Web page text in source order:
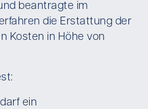
beantragte im
die Erstattung der
Kosten in Höhe von
ein